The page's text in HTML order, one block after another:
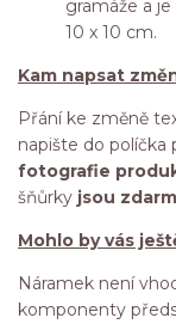
gramáže a
10 x 10 cm.
Kam napsat
Přání ke změně
napište do
fotografie
šňůrky jsou
Mohlo by vás
Náramek není
komponenty